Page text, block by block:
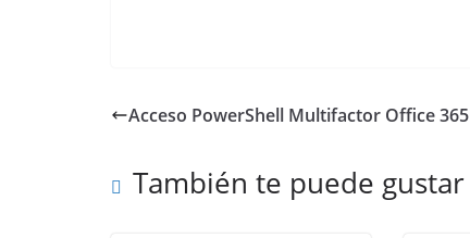
Acceso PowerShell Multifactor Office 365
También te puede gustar